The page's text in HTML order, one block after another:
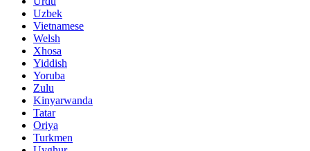
Uzbek
Vietnamese
Welsh
Xhosa
Yiddish
Yoruba
Zulu
Kinyarwanda
Tatar
Oriya
Turkmen